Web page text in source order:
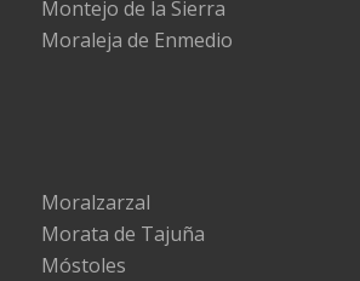
Montejo de la Sierra
Moraleja de Enmedio
Moralzarzal
Morata de Tajuña
Móstoles